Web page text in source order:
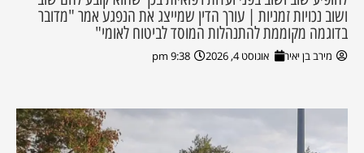
ושוב נכויות זמניות | עורך הדין שמייצג את הנפגע אמר "מדובר
בדוגמה מקוממת להתנהלות המוסד לביטוח לאומי"
מירב בן יאיר אוגוסט 4, 2026 9:38 pm